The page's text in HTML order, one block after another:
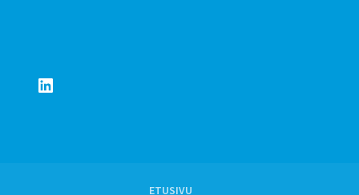
LinkedIn
ETUSIVU